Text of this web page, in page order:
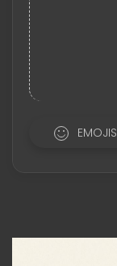
EMOJIS